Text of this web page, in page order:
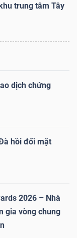
trung tâm Tây
dịch chứng
hồi đối mặt
2026 – Nhà
gia vòng chung